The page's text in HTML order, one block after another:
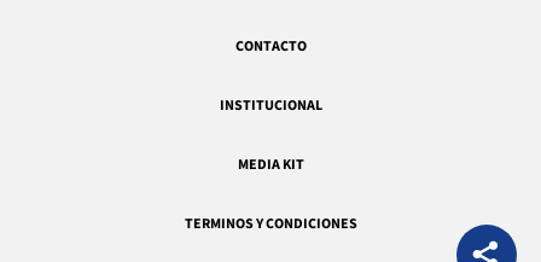
CONTACTO
INSTITUCIONAL
MEDIA KIT
TERMINOS Y CONDICIONES